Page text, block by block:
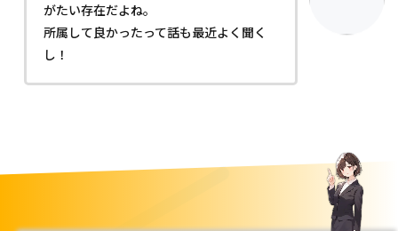
がたい存在だよね。
所属して良かったって話も最近よく聞く
し！